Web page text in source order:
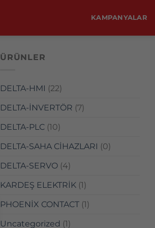
KAMPANYALAR
ÜRÜNLER
DELTA-HMI (22)
DELTA-İNVERTÖR (7)
DELTA-PLC (10)
DELTA-SAHA CİHAZLARI (0)
DELTA-SERVO (4)
KARDEŞ ELEKTRİK (1)
PHOENİX CONTACT (1)
Uncategorized (1)